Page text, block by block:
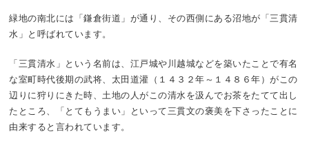
緑地の南北には「鎌倉街道」が通り、その西側にある沼地が「三貫清
水」と呼ばれています。
「三貫清水」という名前は、江戸城や川越城などを築いたことで有名
な室町時代後期の武将、太田道灌（１４３２年～１４８６年）がこの
辺りに狩りにきた時、土地の人がこの清水を汲んでお茶をたてて出し
たところ、「とてもうまい」といって三貫文の褒美を下さったことに
由来すると言われています。